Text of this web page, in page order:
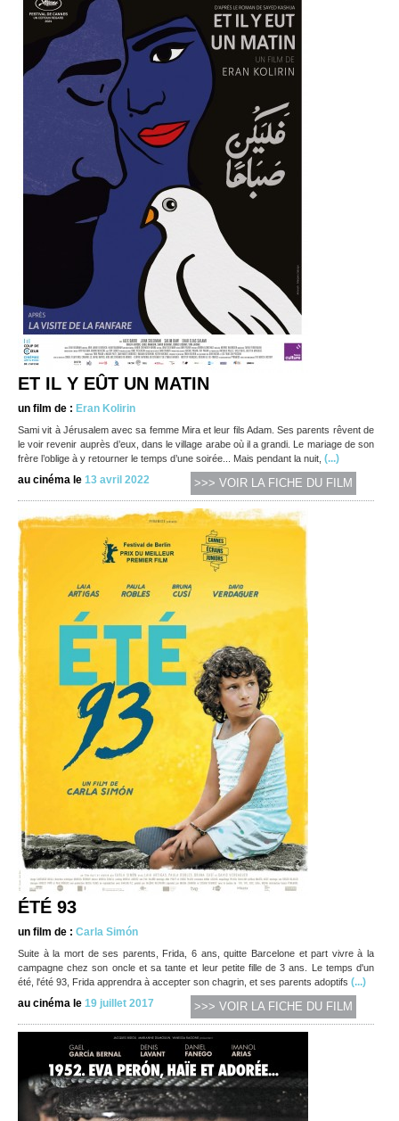
ET IL Y EÛT UN MATIN
un film de : Eran Kolirin
Sami vit à Jérusalem avec sa femme Mira et leur fils Adam. Ses parents rêvent de
le voir revenir auprès d’eux, dans le village arabe où il a grandi. Le mariage de son
frère l’oblige à y retourner le temps d’une soirée... Mais pendant la nuit, (...)
au cinéma le 13 avril 2022 >>> VOIR LA FICHE DU FILM
ÉTÉ 93
un film de : Carla Simón
Suite à la mort de ses parents, Frida, 6 ans, quitte Barcelone et part vivre à la
campagne chez son oncle et sa tante et leur petite fille de 3 ans. Le temps d'un
été, l'été 93, Frida apprendra à accepter son chagrin, et ses parents adoptifs (...)
au cinéma le 19 juillet 2017 >>> VOIR LA FICHE DU FILM